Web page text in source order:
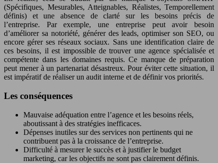
(Spécifiques, Mesurables, Atteignables, Réalistes, Temporellement
définis) et une absence de clarté sur les besoins précis de
l’entreprise. Par exemple, une entreprise peut avoir besoin
d’améliorer sa notoriété, générer des leads, optimiser son SEO, ou
encore gérer ses réseaux sociaux. Sans une identification claire de
ces besoins, il est impossible de trouver une agence spécialisée et
compétente dans les domaines requis. Ce manque de préparation
peut mener à un partenariat désastreux. Pour éviter cette situation, il
est impératif de réaliser un audit interne et de définir vos priorités.
Les conséquences
Mauvaise adéquation entre l’agence et les besoins réels,
aboutissant à des stratégies inefficaces.
Dépenses inutiles sur des services non pertinents qui ne
contribuent pas à la croissance de l’entreprise.
Difficulté à mesurer le succès et à justifier le budget
marketing, car les objectifs ne sont pas clairement définis.